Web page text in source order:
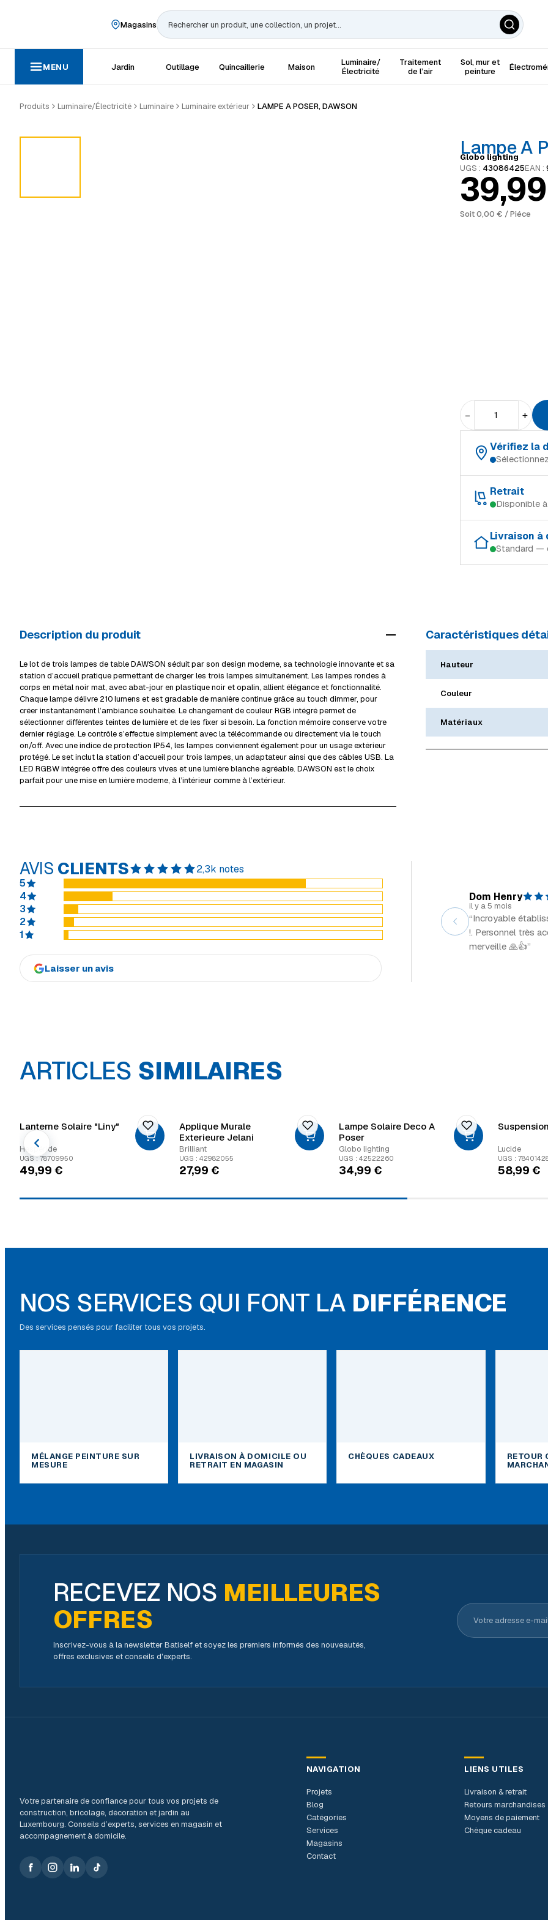
Magasins Rechercher
MENU Jardin Outillage Quincaillerie Maison
Luminaire/
Électricité
Traitement
de l’air
Sol, mur et
peinture
Produits Luminaire/Électricité Luminaire Luminaire extérieur LAMPE A POSER, DAWSON
Lampe A
Globo lighting
UGS : 43086425EAN :
39,99
Soit0,00 € / Piéce
− +
Vérifiez la
Schifflange
Ingeldorf
Alzingen
Retrait
Disponible à
Schifflange
Voir tous les
Livraison à
Standard —
Livraison volumineux
Détails livraison &
Description du produit
Le lot de trois lampes de table DAWSON séduit par son design moderne, sa technologie innovante et sa
station d’accueil pratique permettant de charger les trois lampes simultanément. Les lampes rondes à
corps en métal noir mat, avec abat-jour en plastique noir et opalin, allient élégance et fonctionnalité.
Chaque lampe délivre 210 lumens et est gradable de manière continue grâce au touch dimmer, pour
créer instantanément l’ambiance souhaitée. Le changement de couleur RGB intégré permet de
sélectionner différentes teintes de lumière et de les fixer si besoin. La fonction mémoire conserve votre
dernier réglage. Le contrôle s’effectue simplement avec la télécommande ou directement via le touch
on/off. Avec une indice de protection IP54, les lampes conviennent également pour un usage extérieur
protégé. Le set inclut la station d’accueil pour trois lampes, un adaptateur ainsi que des câbles USB. La
LED RGBW intégrée offre des couleurs vives et une lumière blanche agréable. DAWSON est le choix
parfait pour une mise en lumière moderne, à l’intérieur comme à l’extérieur.
Caractéristiques
Hauteur
Couleur
Matériaux
AVIS CLIENTS
2,3k notes
5
4
3
2
1
Laisser un avis
Dom Henry
il y a 5 mois
“Incroyable
!. Personnel très
merveille 🙏👍”
ARTICLES SIMILAIRES
Lanterne Solaire "Liny"
Hespéride
UGS : 78709950
49,99 €
Applique Murale
Exterieure Jelani
Brilliant
UGS : 42982055
27,99 €
Lampe Solaire Deco A
Poser
Globo lighting
UGS : 42522260
34,99 €
Lucide
UGS :
58,99€
NOS SERVICES QUI FONT LA DIFFÉRENCE
Des services pensés pour faciliter tous vos projets.
MÉLANGE PEINTURE SUR
MESURE
LIVRAISON À DOMICILE OU
RETRAIT EN MAGASIN
CHÈQUES CADEAUX
RETOUR
RECEVEZ NOS MEILLEURES
OFFRES
Inscrivez-vous à la newsletter Batiself et soyez les premiers informés des nouveautés,
offres exclusives et conseils d'experts.
Votre adresse e-mail
Votre partenaire de confiance pour tous vos projets de
construction, bricolage, décoration et jardin au
Luxembourg. Conseils d’experts, services en magasin et
accompagnement à domicile.
NAVIGATION
Projets
Blog
Catégories
Services
Magasins
Contact
LIENS UTILES
Livraison & retrait
Retours marchandises
Moyens de paiement
Chèque cadeau